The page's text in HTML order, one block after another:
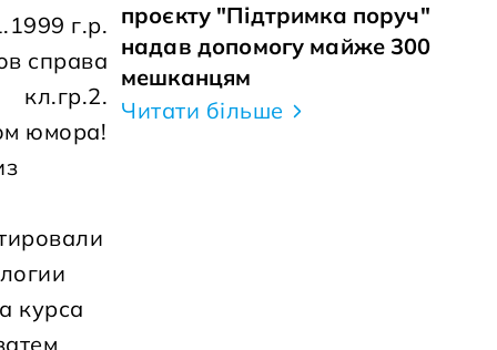
г.р.
справа
кл.гр.2.
юмора!
курса
проєкту "Підтримка поруч"
надав допомогу майже 300
мешканцям
Читати більше